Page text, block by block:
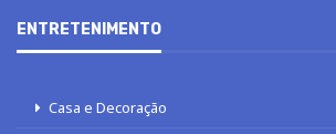
ENTRETENIMENTO
Casa e Decoração